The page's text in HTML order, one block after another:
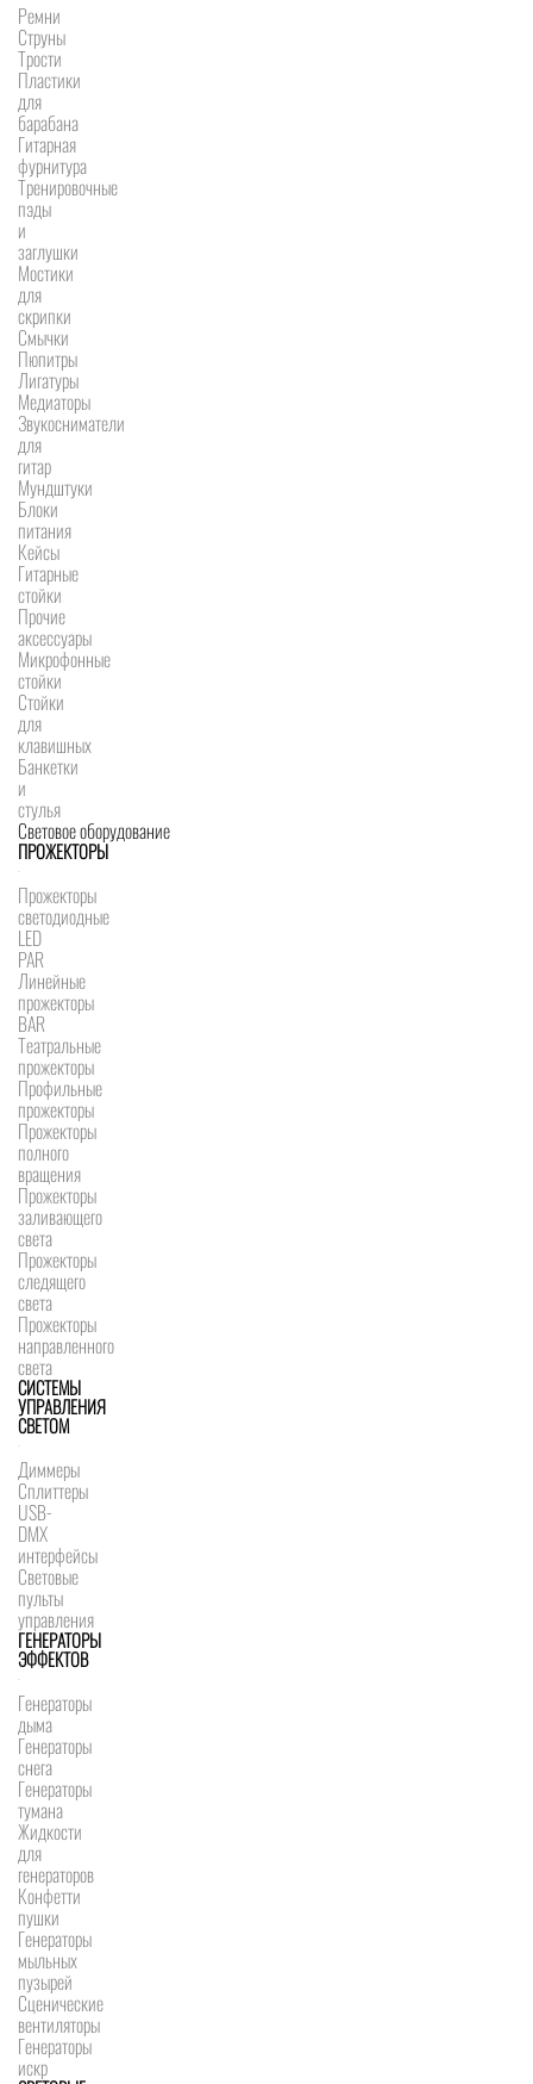
Ремни
Струны
Трости
Пластики
для
барабана
Гитарная
фурнитура
Тренировочные
пэды
и
заглушки
Мостики
для
скрипки
Смычки
Пюпитры
Лигатуры
Медиаторы
Звукосниматели
для
гитар
Мундштуки
Блоки
питания
Кейсы
Гитарные
стойки
Прочие
аксессуары
Микрофонные
стойки
Стойки
для
клавишных
Банкетки
и
стулья
Световое оборудование
ПРОЖЕКТОРЫ
Прожекторы
светодиодные
LED
PAR
Линейные
прожекторы
BAR
Театральные
прожекторы
Профильные
прожекторы
Прожекторы
полного
вращения
Прожекторы
заливающего
света
Прожекторы
следящего
света
Прожекторы
направленного
света
СИСТЕМЫ
УПРАВЛЕНИЯ
СВЕТОМ
Диммеры
Сплиттеры
USB-
DMX
интерфейсы
Световые
пульты
управления
ГЕНЕРАТОРЫ
ЭФФЕКТОВ
Генераторы
дыма
Генераторы
снега
Генераторы
тумана
Жидкости
для
генераторов
Конфетти
пушки
Генераторы
мыльных
пузырей
Сценические
вентиляторы
Генераторы
искр